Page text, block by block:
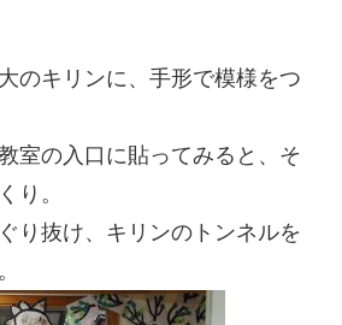
のキリンに、手形で模様をつ
室の入口に貼ってみると、そ
り。
り抜け、キリンのトンネルを